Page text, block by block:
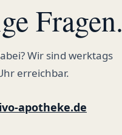
Fragen.
Wir sind werktags
erreichbar.
apotheke.de